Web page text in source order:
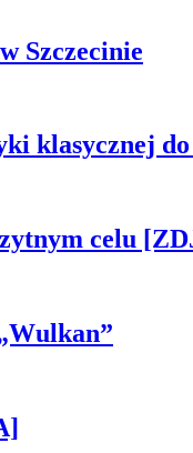
Szczecinie
klasycznej
celu